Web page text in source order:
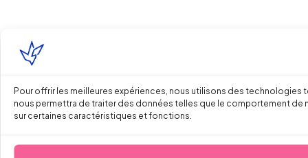
Pour offrir les meilleures expériences, nous utilisons des
nous permettra de traiter des données telles que le comportement de
sur certaines caractéristiques et fonctions.